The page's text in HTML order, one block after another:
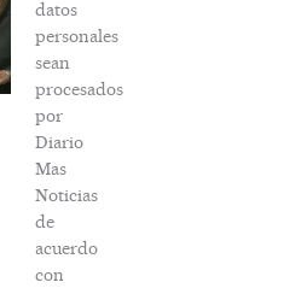
datos
personales
sean
procesados
por
Diario
Mas
Noticias
de
acuerdo
con